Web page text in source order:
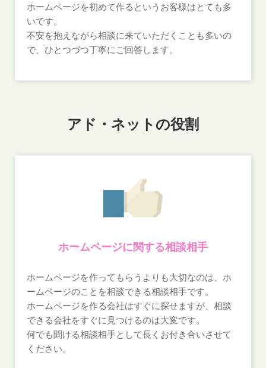
ホームページを初めて作るというお客様はとても多
いです。
不安を抱えながら相談に来ていただくことも多いの
で、ひとつづつ丁寧にご回答します。
アド・ネットの役割
ホームページに関する相談相手
ホームページを作ってもらうよりも大切なのは、ホ
ームページのことを相談できる相談相手です。
ホームページを作る会社はすぐに探せますが、相談
できる会社をすぐに見つけるのは大変です。
何でも聞ける相談相手として長くお付き合いさせて
ください。